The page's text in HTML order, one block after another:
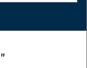
"